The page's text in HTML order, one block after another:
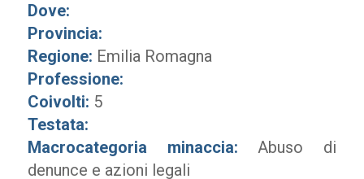
Dove:
Provincia:
Regione: Emilia Romagna
Professione:
Coivolti: 5
Testata:
Macrocategoria minaccia: Abuso di
denunce e azioni legali